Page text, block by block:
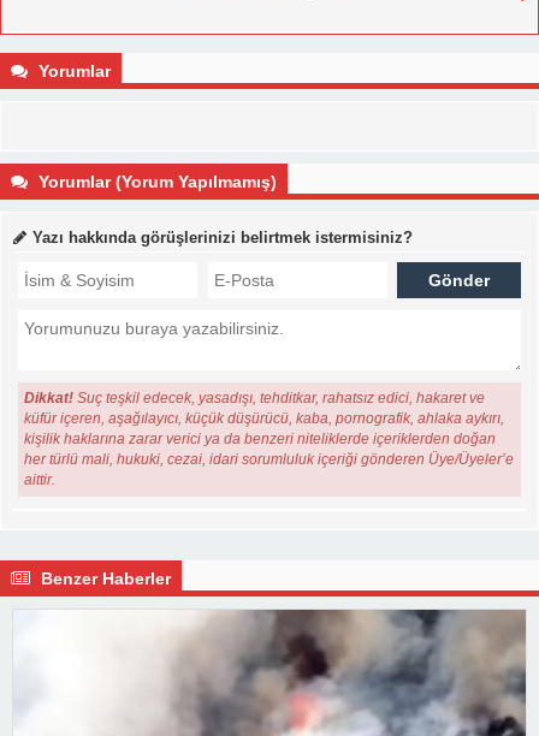
Yorumlar
Yorumlar (Yorum Yapılmamış)
Yazı hakkında görüşlerinizi belirtmek istermisiniz?
Dikkat! Suç teşkil edecek, yasadışı, tehditkar, rahatsız edici, hakaret ve
küfür içeren, aşağılayıcı, küçük düşürücü, kaba, pornografik, ahlaka aykırı,
kişilik haklarına zarar verici ya da benzeri niteliklerde içeriklerden doğan
her türlü mali, hukuki, cezai, idari sorumluluk içeriği gönderen Üye/Üyeler’e
aittir.
Benzer Haberler